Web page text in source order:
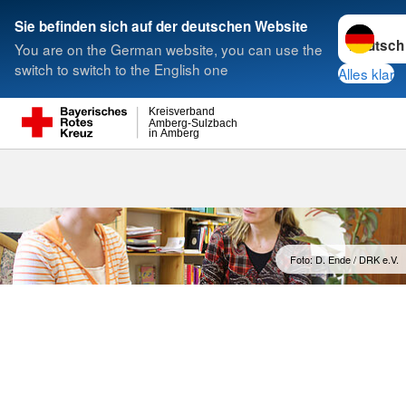
Sie befinden sich auf der deutschen Website
You are on the German website, you can use the
switch to switch to the English one
Sprache
Alles klar
in Amberg
Amberg-Sulzbach
Kreisverband
Suche
Foto: D. Ende / DRK e.V.